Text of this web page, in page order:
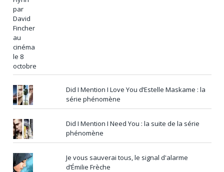
Did I Mention I Love You d’Estelle Maskame : la
série phénomène
Did I Mention I Need You : la suite de la série
phénomène
Je vous sauverai tous, le signal d'alarme
d’Émilie Frèche